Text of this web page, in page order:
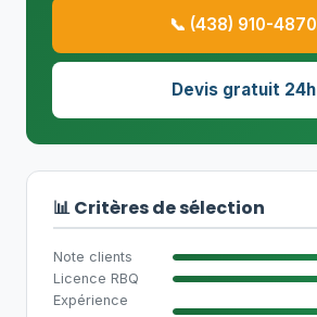
📞 (438) 910-4870
Devis gratuit 24h
📊 Critères de sélection
Note clients
Licence RBQ
Expérience